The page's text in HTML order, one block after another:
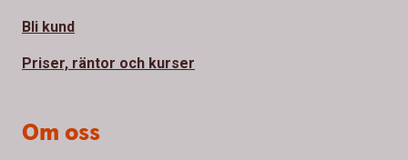
Bli kund
Priser, räntor och kurser
Om oss